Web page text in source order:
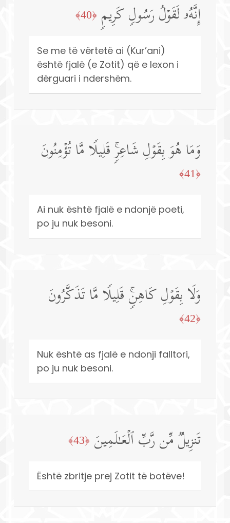
إِنَّهُۥ لَقَوۡلُ رَسُولࣲ كَرِیمࣲ ﴿40﴾
Se me të vërtetë ai (Kur’ani)
është fjalë (e Zotit) që e lexon i
dërguari i ndershëm.
وَمَا هُوَ بِقَوۡلِ شَاعِرࣲۚ قَلِیلࣰا مَّا تُؤۡمِنُونَ
﴿41﴾
Ai nuk është fjalë e ndonjë poeti,
po ju nuk besoni.
وَلَا بِقَوۡلِ كَاهِنࣲۚ قَلِیلࣰا مَّا تَذَكَّرُونَ
﴿42﴾
Nuk është as fjalë e ndonji falltori,
po ju nuk besoni.
تَنزِیلࣱ مِّن رَّبِّ ٱلۡعَـٰلَمِینَ ﴿43﴾
Është zbritje prej Zotit të botëve!